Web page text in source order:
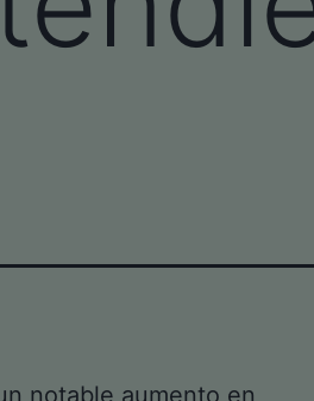
notable aumento en